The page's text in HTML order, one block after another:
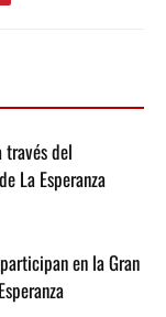
través del
La Esperanza
en la Gran